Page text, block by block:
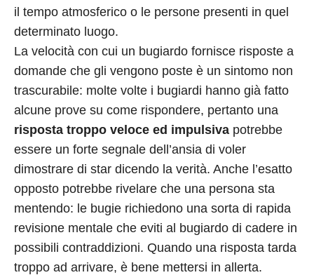
il tempo atmosferico o le persone presenti in quel
determinato luogo.
La velocità con cui un bugiardo fornisce risposte a
domande che gli vengono poste è un sintomo non
trascurabile: molte volte i bugiardi hanno già fatto
alcune prove su come rispondere, pertanto una
risposta troppo veloce ed impulsiva potrebbe
essere un forte segnale dell’ansia di voler
dimostrare di star dicendo la verità. Anche l’esatto
opposto potrebbe rivelare che una persona sta
mentendo: le bugie richiedono una sorta di rapida
revisione mentale che eviti al bugiardo di cadere in
possibili contraddizioni. Quando una risposta tarda
troppo ad arrivare, è bene mettersi in allerta.